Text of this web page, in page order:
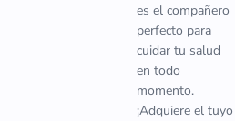
es el compañero
perfecto para
cuidar tu salud
en todo
momento.
¡Adquiere el tuyo